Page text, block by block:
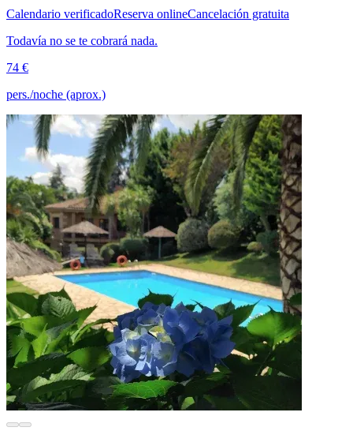
Calendario verificadoReserva onlineCancelación gratuita
Todavía no se te cobrará nada.
74 €
pers./noche (aprox.)